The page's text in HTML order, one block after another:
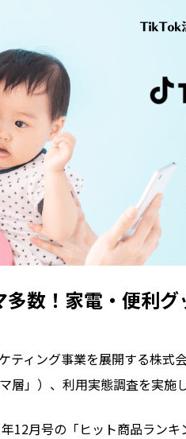
数！ 家電・便利
ティング事業を展開する株
」）、利用実態調査を実施
12月号の「ヒット商品ラン